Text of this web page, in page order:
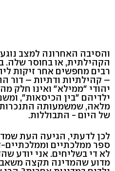
והסיבה האחרונה למצב
הקהילתית, או בחוסר שלה.
רבים מחפשים אחר זיקות
– קהילתיות ודתיות – דור
יהודי "ממילא" ואינו חלק
ילדיהם "בין הכיסאות",
מלאה, שמשמעותה התנכרות
של היום - התבוללות.
לכן לדעתי, הגיעה העת
ספר ממלכתיים
לא די בשליחים. אני יודע
מדוע שהמדינה תקצה